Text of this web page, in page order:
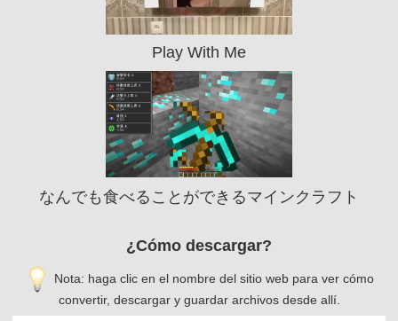
Play With Me
なんでも食べることができるマインクラフト
¿Cómo descargar?
Nota: haga clic en el nombre del sitio web para ver cómo
convertir, descargar y guardar archivos desde allí.